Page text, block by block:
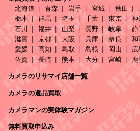
北海道
青森 岩手 宮城 秋田
栃木
群馬 埼玉 千葉 東京 神
石川
福井 山梨 長野 岐阜 静
滋賀
京都 大阪 兵庫 奈良 和
愛媛
高知 鳥取 島根 岡山 広
佐賀
長崎 熊本 大分 宮崎
カメラのリサマイ店舗一覧
カメラの遺品買取
カメラマンの実体験マガジン
無料買取申込み